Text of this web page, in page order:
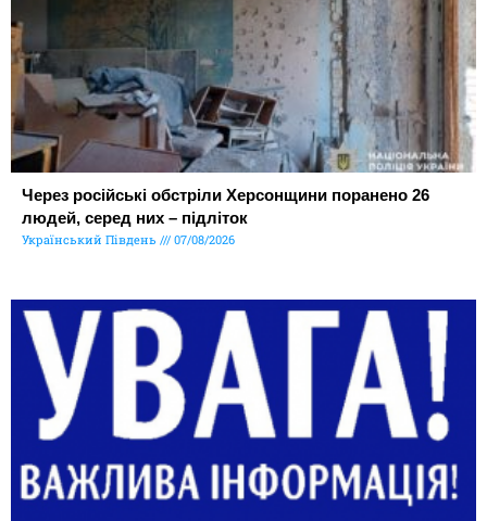
Через російські обстріли Херсонщини поранено 26
людей, серед них – підліток
Український Південь 07/08/2026